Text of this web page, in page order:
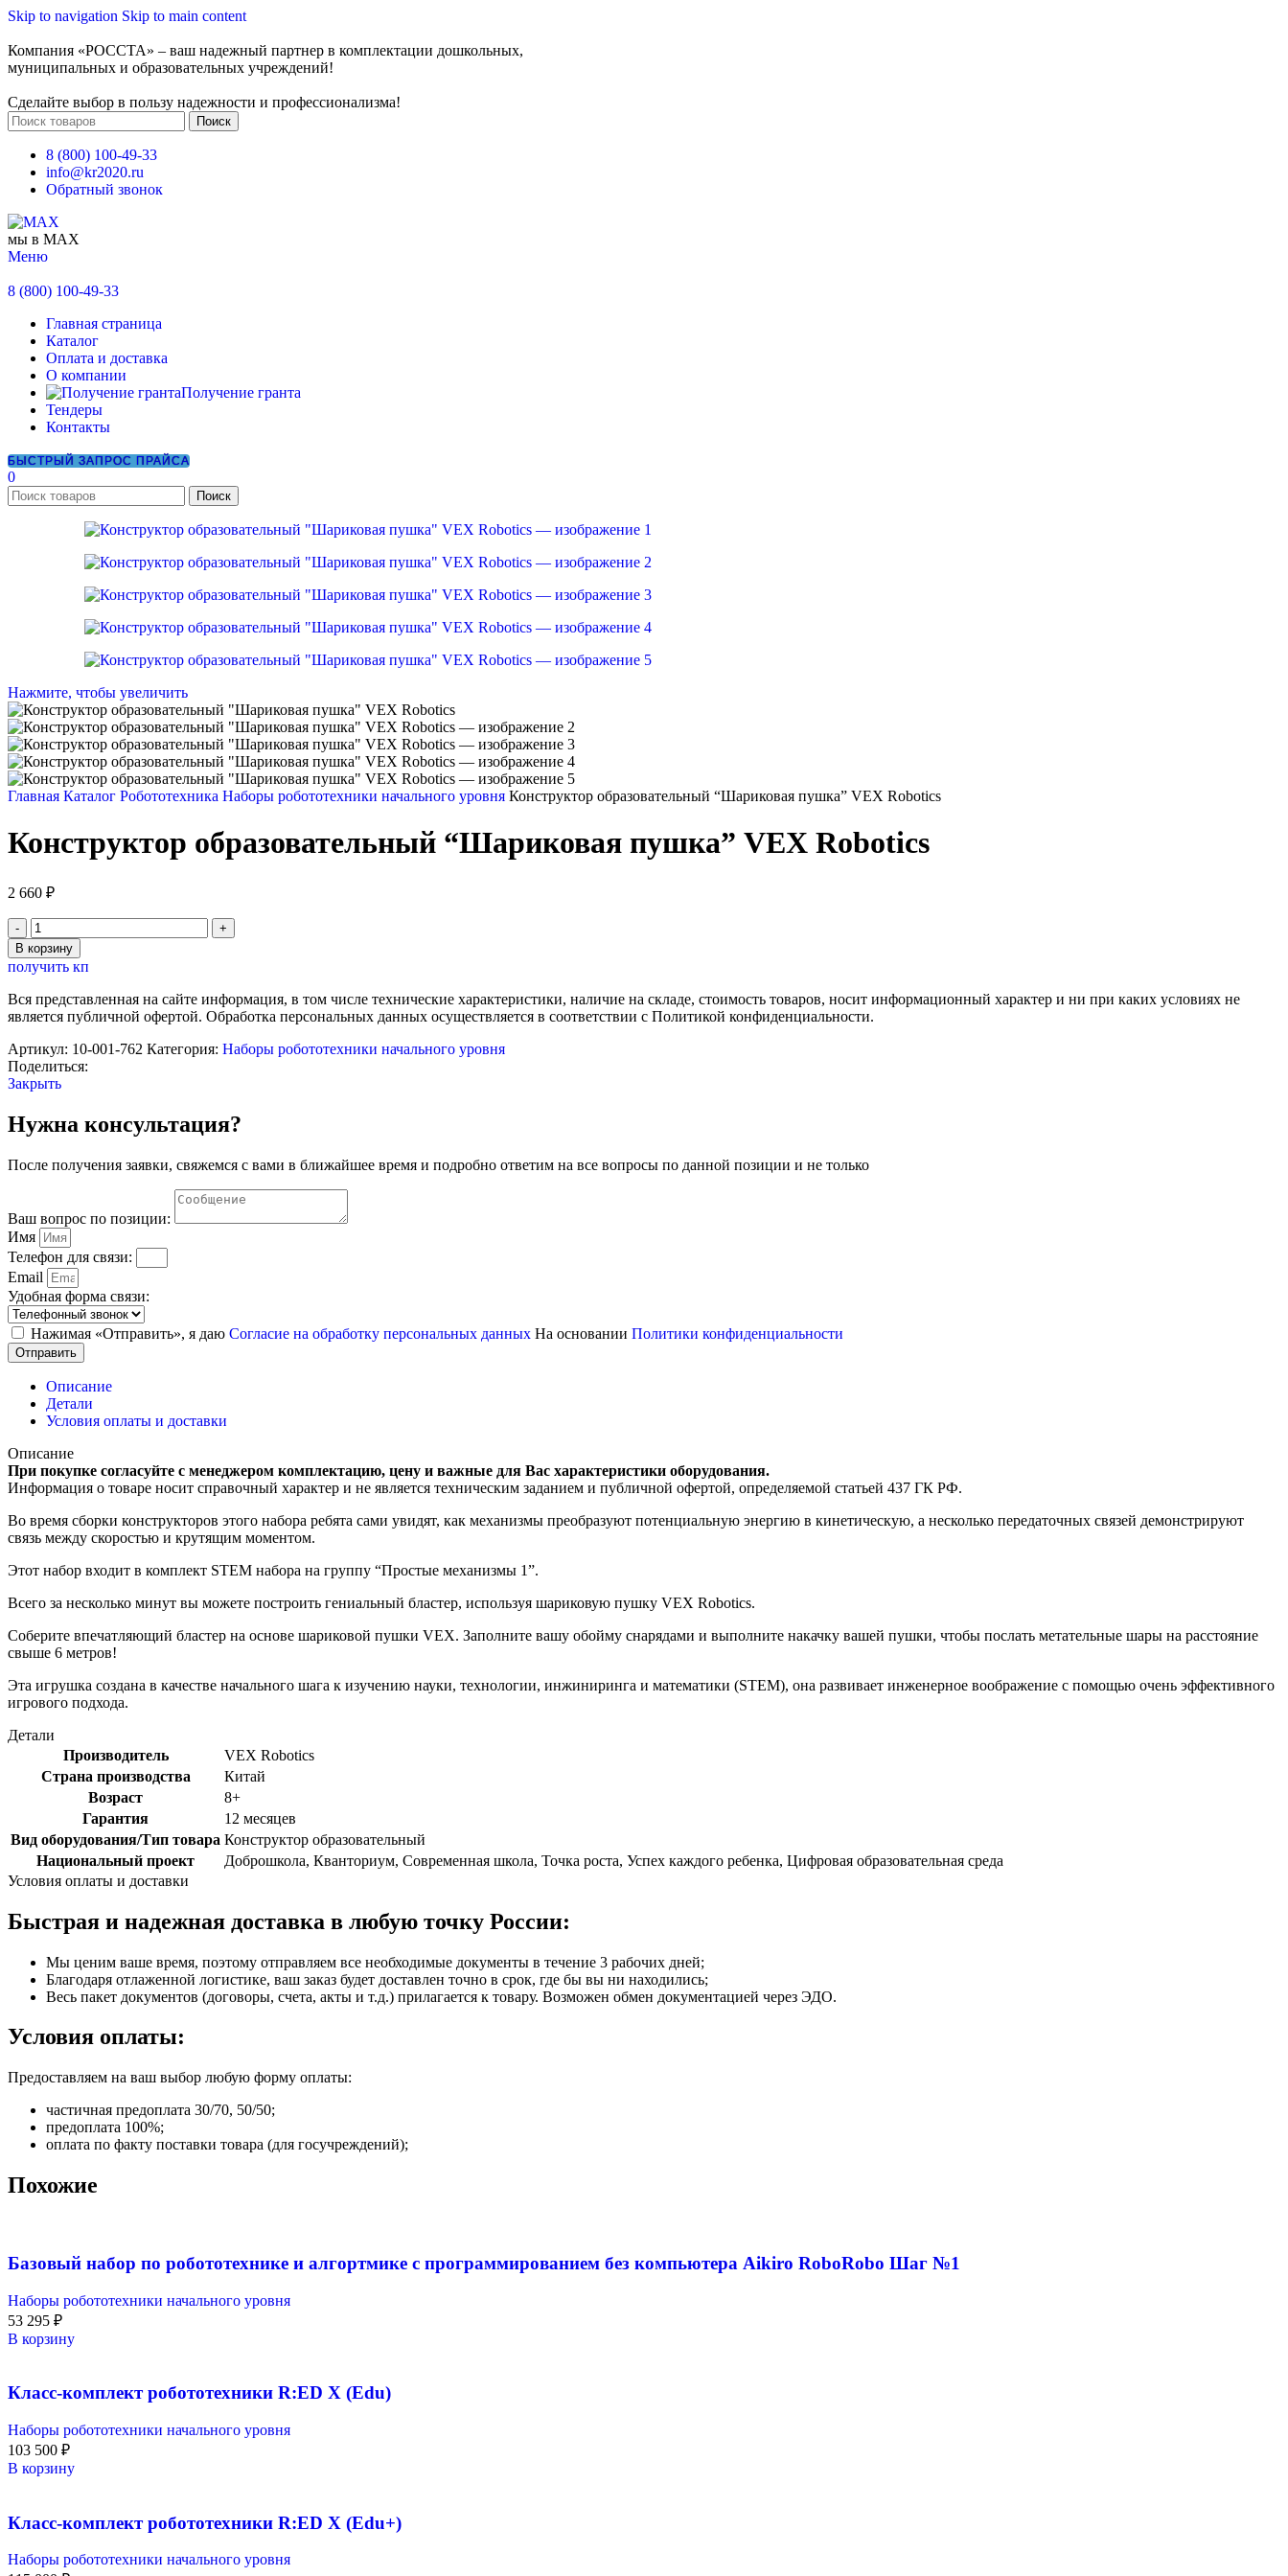
Skip to navigation Skip to main content
Компания «РОССТА» – ваш надежный партнер в комплектации дошкольных,
муниципальных и образовательных учреждений!
Сделайте выбор в пользу надежности и профессионализма!
Поиск
8 (800) 100-49-33
info@kr2020.ru
Обратный звонок
мы в MAX
Меню
8 (800) 100-49-33
Главная страница
Каталог
Оплата и доставка
О компании
Получение гранта
Тендеры
Контакты
БЫСТРЫЙ ЗАПРОС ПРАЙСА
0
Поиск
Нажмите, чтобы увеличить
Главная Каталог Робототехника Наборы робототехники начального уровня Конструктор образовательный “Шариковая пушка” VEX Robotics
Конструктор образовательный “Шариковая пушка” VEX Robotics
2 660 ₽
Количество
товара
Конструктор
образовательный
"Шариковая
пушка"
Robotics
В корзину
получить кп
Вся представленная на сайте информация, в том числе технические характеристики, наличие на складе, стоимость товаров, носит информационный характер и ни при каких условиях не
является публичной офертой. Обработка персональных данных осуществляется в соответствии с Политикой конфиденциальности.
Артикул: 10-001-762 Категория: Наборы робототехники начального уровня
Поделиться:
Закрыть
Нужна консультация?
После получения заявки, свяжемся с вами в ближайшее время и подробно ответим на все вопросы по данной позиции и не только
Ваш вопрос по позиции:
Имя
Телефон для связи:
Email
Удобная форма связи:
Нажимая «Отправить», я даю Согласие на обработку персональных данных На основании Политики конфиденциальности
Отправить
Описание
Детали
Условия оплаты и доставки
Описание
При покупке согласуйте с менеджером комплектацию, цену и важные для Вас характеристики оборудования.
Информация о товаре носит справочный характер и не является техническим заданием и публичной офертой, определяемой статьей 437 ГК РФ.
Во время сборки конструкторов этого набора ребята сами увидят, как механизмы преобразуют потенциальную энергию в кинетическую, а несколько передаточных связей демонстрируют
связь между скоростью и крутящим моментом.
Этот набор входит в комплект STEM набора на группу “Простые механизмы 1”.
Всего за несколько минут вы можете построить гениальный бластер, используя шариковую пушку VEX Robotics.
Соберите впечатляющий бластер на основе шариковой пушки VEX. Заполните вашу обойму снарядами и выполните накачку вашей пушки, чтобы послать метательные шары на расстояние
свыше 6 метров!
Эта игрушка создана в качестве начального шага к изучению науки, технологии, инжиниринга и математики (STEM), она развивает инженерное воображение с помощью очень эффективного
игрового подхода.
Детали
Производитель
VEX Robotics
Страна производства
Китай
Возраст
8+
Гарантия
12 месяцев
Вид оборудования/Тип товара Конструктор образовательный
Национальный проект
Доброшкола, Кванториум, Современная школа, Точка роста, Успех каждого ребенка, Цифровая образовательная среда
Условия оплаты и доставки
Быстрая и надежная доставка в любую точку России:
Мы ценим ваше время, поэтому отправляем все необходимые документы в течение 3 рабочих дней;
Благодаря отлаженной логистике, ваш заказ будет доставлен точно в срок, где бы вы ни находились;
Весь пакет документов (договоры, счета, акты и т.д.) прилагается к товару. Возможен обмен документацией через ЭДО.
Условия оплаты:
Предоставляем на ваш выбор любую форму оплаты:
частичная предоплата 30/70, 50/50;
предоплата 100%;
оплата по факту поставки товара (для госучреждений);
Похожие
Базовый набор по робототехнике и алгортмике с программированием без компьютера Aikiro RoboRobo Шаг №1
Наборы робототехники начального уровня
53 295 ₽
В корзину
Класс-комплект робототехники R:ED X (Edu)
Наборы робототехники начального уровня
103 500 ₽
В корзину
Класс-комплект робототехники R:ED X (Edu+)
Наборы робототехники начального уровня